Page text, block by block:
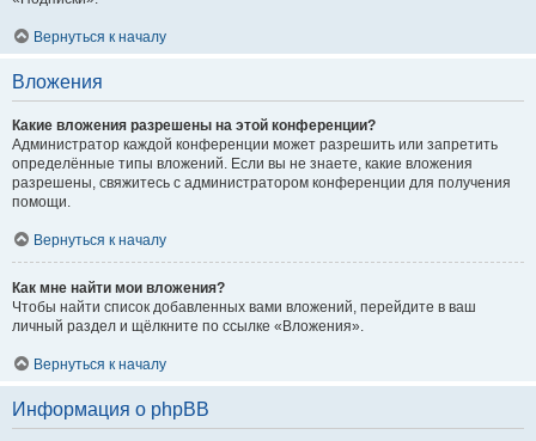
Вернуться к началу
Вложения
Какие вложения разрешены на этой конференции?
Администратор каждой конференции может разрешить или запретить
определённые типы вложений. Если вы не знаете, какие вложения
разрешены, свяжитесь с администратором конференции для получения
помощи.
Вернуться к началу
Как мне найти мои вложения?
Чтобы найти список добавленных вами вложений, перейдите в ваш
личный раздел и щёлкните по ссылке «Вложения».
Вернуться к началу
Информация о phpBB